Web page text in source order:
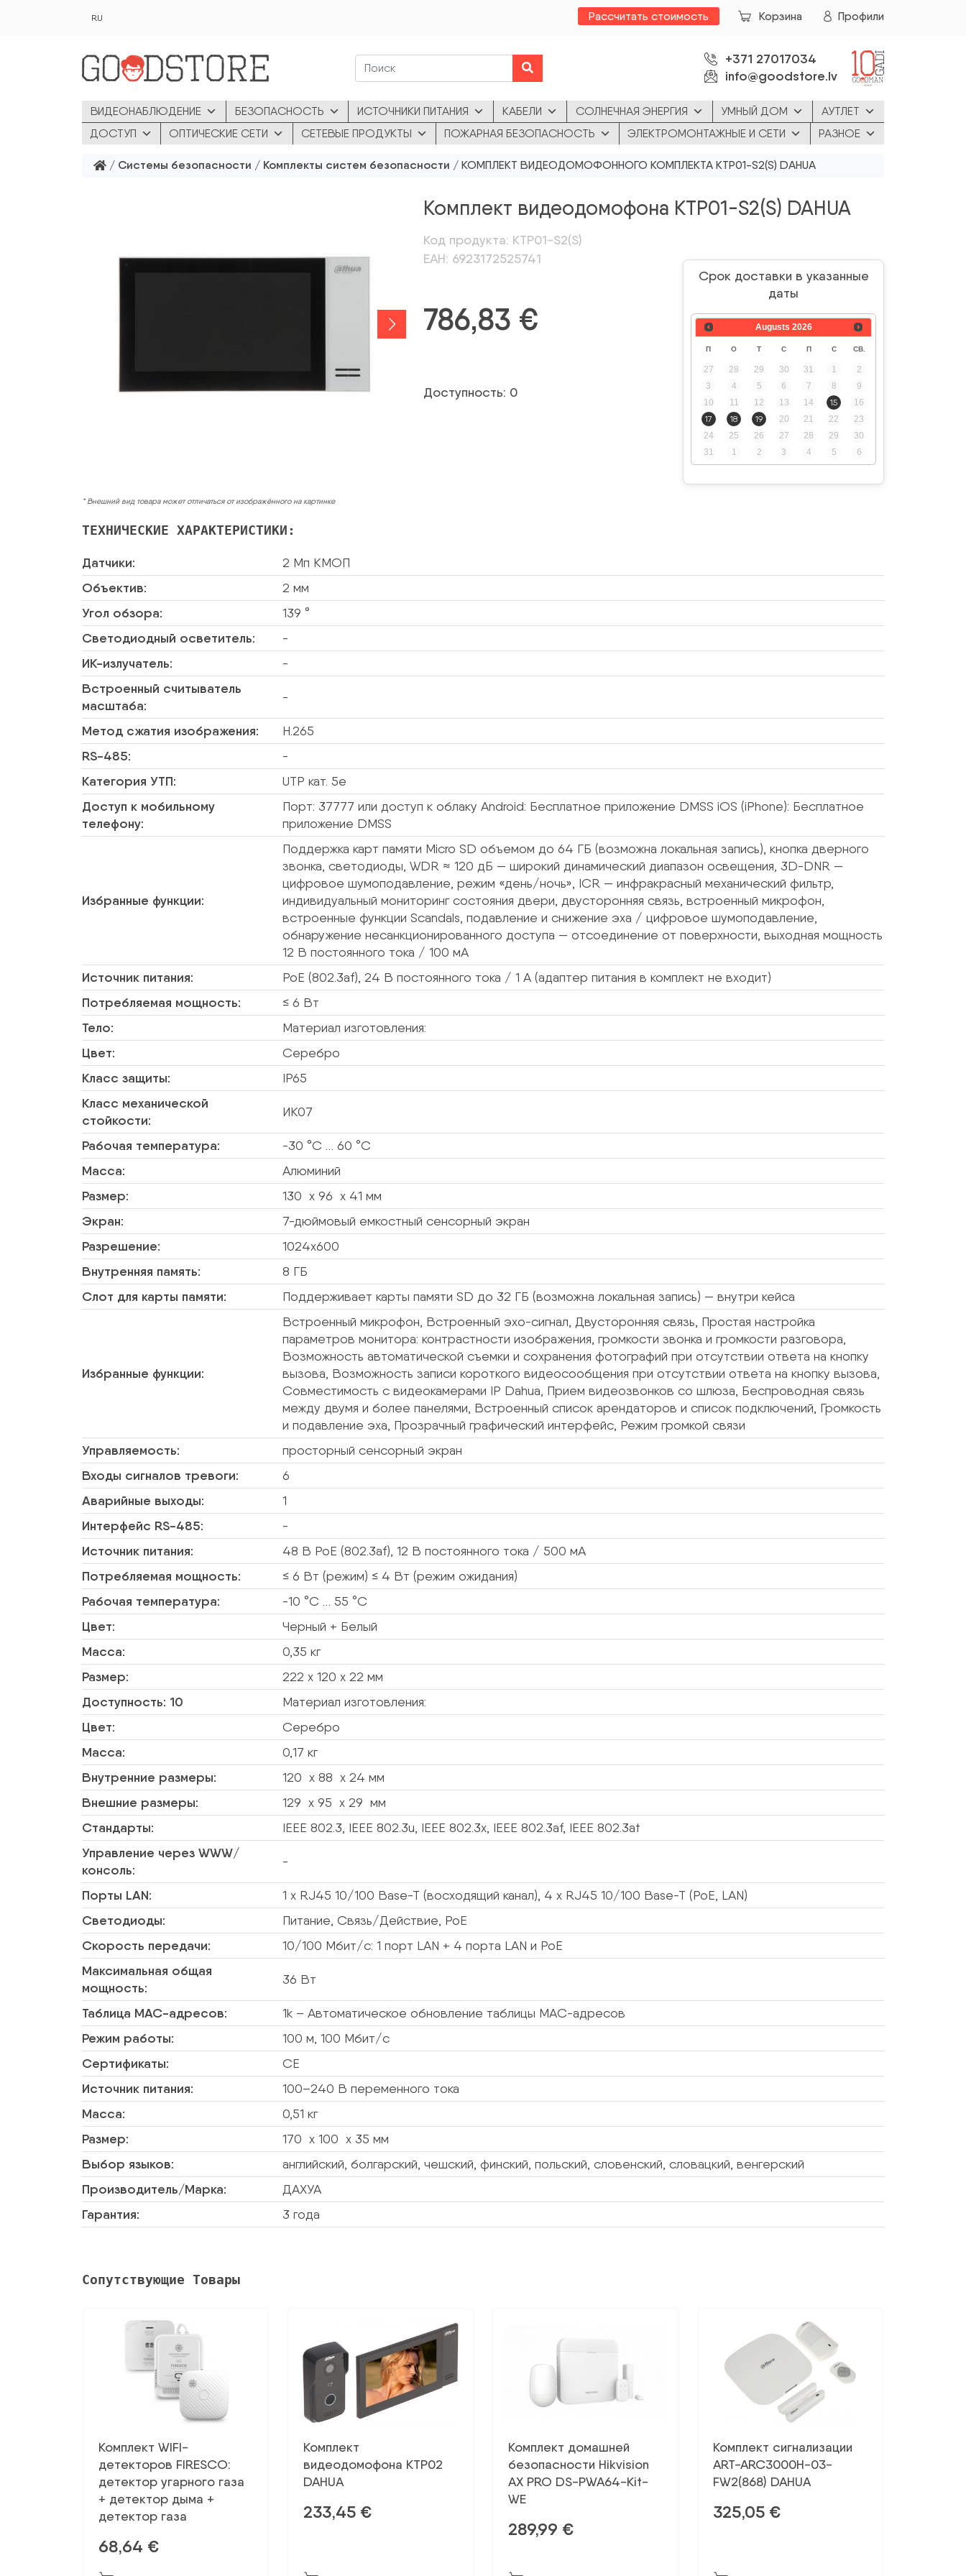
RU Рассчитать стоимость Корзина Профили
+371 27017034
info@goodstore.lv
ВИДЕОНАБЛЮДЕНИЕ БЕЗОПАСНОСТЬ ИСТОЧНИКИ ПИТАНИЯ КАБЕЛИ СОЛНЕЧНАЯ ЭНЕРГИЯ УМНЫЙ ДОМ
АУТЛЕТ
ДОСТУП
ОПТИЧЕСКИЕ СЕТИ СЕТЕВЫЕ ПРОДУКТЫ ПОЖАРНАЯ БЕЗОПАСНОСТЬ ЭЛЕКТРОМОНТАЖНЫЕ И СЕТИ РАЗНОЕ
/ Системы безопасности / Комплекты систем безопасности / КОМПЛЕКТ ВИДЕОДОМОФОННОГО КОМПЛЕКТА KTP01-S2(S) DAHUA
* Внешний вид товара может отличаться от изображённого на картинке
Комплект видеодомофона KTP01-S2(S) DAHUA
Код продукта: KTP01-S2(S)
ЕАН: 6923172525741
Срок доставки в указанные
даты
Augusts 2026
П О Т С П С СВ.
27 28 29 30 31 1
2
3
4 5 6 7 8
9
10
11 12 13 14 15
16
17
18 19 20 21 22
23
24
25 26 27 28 29
30
31
1 2 3 4 5 6
786,83 €
Доступность: 0
ТЕХНИЧЕСКИЕ ХАРАКТЕРИСТИКИ:
Датчики: 2 Мп КМОП
Объектив: 2 мм
Угол обзора: 139 °
Светодиодный осветитель: -
ИК-излучатель: -
Встроенный считыватель
масштаба:
-
Метод сжатия изображения: H.265
RS-485: -
Категория УТП: UTP кат. 5e
Доступ к мобильному
телефону:
Порт: 37777 или доступ к облаку Android: Бесплатное приложение DMSS iOS (iPhone): Бесплатное
приложение DMSS
Избранные функции:
Поддержка карт памяти Micro SD объемом до 64 ГБ (возможна локальная запись), кнопка дверного
звонка, светодиоды, WDR ≈ 120 дБ — широкий динамический диапазон освещения, 3D-DNR —
цифровое шумоподавление, режим «день/ночь», ICR — инфракрасный механический фильтр,
индивидуальный мониторинг состояния двери, двусторонняя связь, встроенный микрофон,
встроенные функции Scandals, подавление и снижение эха / цифровое шумоподавление,
обнаружение несанкционированного доступа — отсоединение от поверхности, выходная мощность
12 В постоянного тока / 100 мА
Источник питания: PoE (802.3af), 24 В постоянного тока / 1 А (адаптер питания в комплект не входит)
Потребляемая мощность: ≤ 6 Вт
Тело: Материал изготовления:
Цвет: Серебро
Класс защиты: IP65
Класс механической
стойкости:
ИК07
Рабочая температура: -30 °C … 60 °C
Масса: Алюминий
Размер: 130 x 96 x 41 мм
Экран: 7-дюймовый емкостный сенсорный экран
Разрешение: 1024x600
Внутренняя память: 8 ГБ
Слот для карты памяти: Поддерживает карты памяти SD до 32 ГБ (возможна локальная запись) — внутри кейса
Избранные функции:
Встроенный микрофон, Встроенный эхо-сигнал, Двусторонняя связь, Простая настройка
параметров монитора: контрастности изображения, громкости звонка и громкости разговора,
Возможность автоматической съемки и сохранения фотографий при отсутствии ответа на кнопку
вызова, Возможность записи короткого видеосообщения при отсутствии ответа на кнопку вызова,
Совместимость с видеокамерами IP Dahua, Прием видеозвонков со шлюза, Беспроводная связь
между двумя и более панелями, Встроенный список арендаторов и список подключений, Громкость
и подавление эха, Прозрачный графический интерфейс, Режим громкой связи
Управляемость: просторный сенсорный экран
Входы сигналов тревоги: 6
Аварийные выходы: 1
Интерфейс RS-485: -
Источник питания: 48 В PoE (802.3af), 12 В постоянного тока / 500 мА
Потребляемая мощность: ≤ 6 Вт (режим) ≤ 4 Вт (режим ожидания)
Рабочая температура: -10 °C … 55 °C
Цвет: Черный + Белый
Масса: 0,35 кг
Размер: 222 х 120 х 22 мм
Доступность: 10 Материал изготовления:
Цвет: Серебро
Масса: 0,17 кг
Внутренние размеры: 120 x 88 x 24 мм
Внешние размеры: 129 x 95 x 29 мм
Стандарты: IEEE 802.3, IEEE 802.3u, IEEE 802.3x, IEEE 802.3af, IEEE 802.3at
Управление через WWW/
консоль:
-
Порты LAN: 1 x RJ45 10/100 Base-T (восходящий канал), 4 x RJ45 10/100 Base-T (PoE, LAN)
Светодиоды: Питание, Связь/Действие, PoE
Скорость передачи: 10/100 Мбит/с: 1 порт LAN + 4 порта LAN и PoE
Максимальная общая
мощность:
36 Вт
Таблица MAC-адресов: 1k – Автоматическое обновление таблицы MAC-адресов
Режим работы: 100 м, 100 Мбит/с
Сертификаты: CE
Источник питания: 100–240 В переменного тока
Масса: 0,51 кг
Размер: 170 x 100 x 35 мм
Выбор языков: английский, болгарский, чешский, финский, польский, словенский, словацкий, венгерский
Производитель/Марка: ДАХУА
Гарантия: 3 года
Сопутствующие Товары
Комплект WIFI-
детекторов FIRESCO:
детектор угарного газа
+ детектор дыма +
детектор газа
68,64 €
Комплект
видеодомофона KTP02
DAHUA
233,45 €
Комплект домашней
безопасности Hikvision
AX PRO DS-PWA64-Kit-
WE
289,99 €
Комплект сигнализации
ART-ARC3000H-03-
FW2(868) DAHUA
325,05 €